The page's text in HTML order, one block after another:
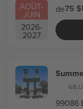
AOÛT-
JUIN
2026-
2027
de75
GB,
99086